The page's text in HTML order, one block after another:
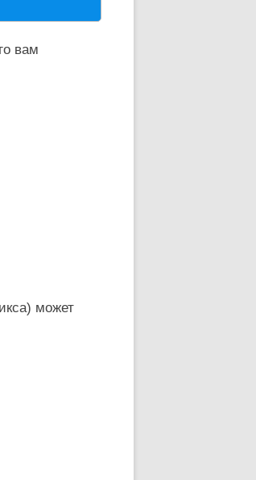
вам
может